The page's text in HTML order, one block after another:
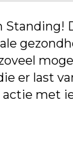
er last
met